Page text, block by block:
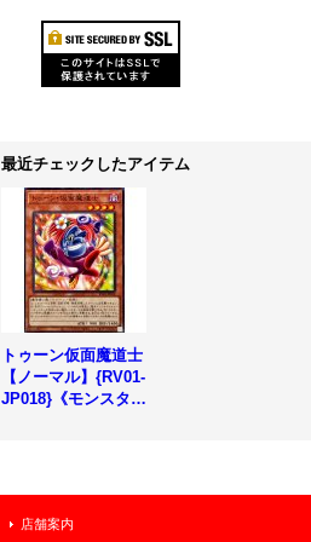
最近チェックしたアイテム
トゥーン仮面魔道士
【ノーマル】{RV01-
JP018}《モンスタ
店舗案内